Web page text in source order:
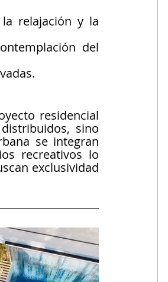
relajación y la
del
residencial
sino
se integran
recreativos lo
exclusividad